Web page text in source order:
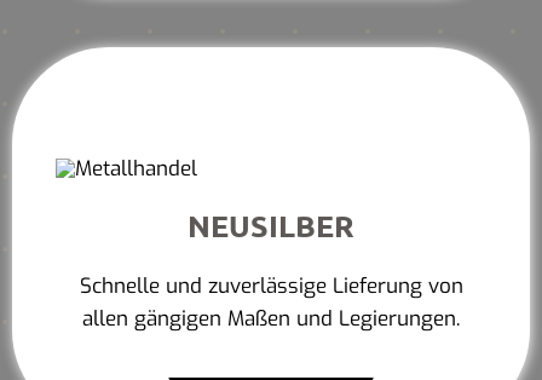
NEUSILBER
Schnelle und zuverlässige Lieferung von
allen gängigen Maßen und Legierungen.